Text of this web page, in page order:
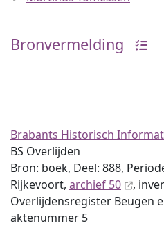
Bronvermelding
Brabants Historisch
BS Overlijden
Bron: boek, Deel: 888,
Rijkevoort, archief 50
,
Overlijdensregister Beugen
aktenummer 5